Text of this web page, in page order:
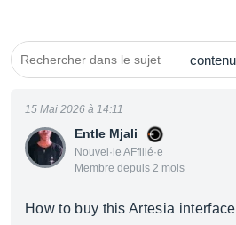
Entle Mjali
Nouvel·le AFfilié·e
Membre depuis 2 mois
15 Mai 2026 à 14:11
How to buy this Artesia interface